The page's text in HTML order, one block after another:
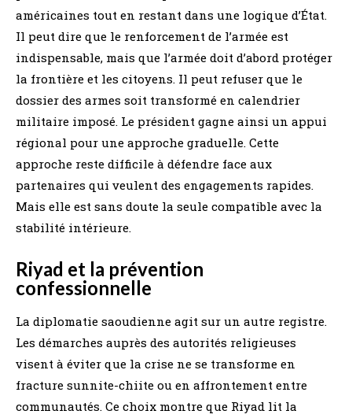
américaines tout en restant dans une logique d’État.
Il peut dire que le renforcement de l’armée est
indispensable, mais que l’armée doit d’abord protéger
la frontière et les citoyens. Il peut refuser que le
dossier des armes soit transformé en calendrier
militaire imposé. Le président gagne ainsi un appui
régional pour une approche graduelle. Cette
approche reste difficile à défendre face aux
partenaires qui veulent des engagements rapides.
Mais elle est sans doute la seule compatible avec la
stabilité intérieure.
Riyad et la prévention
confessionnelle
La diplomatie saoudienne agit sur un autre registre.
Les démarches auprès des autorités religieuses
visent à éviter que la crise ne se transforme en
fracture sunnite-chiite ou en affrontement entre
communautés. Ce choix montre que Riyad lit la